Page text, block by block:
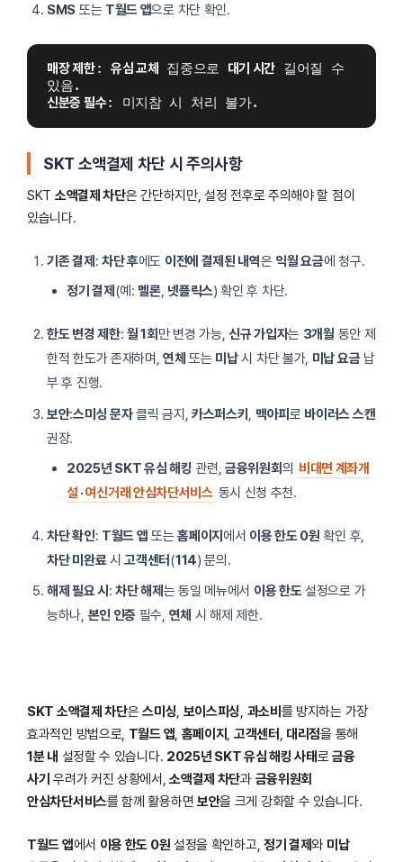
SMS 또는 T월드 앱으로 차단 확인.
매장 제한: 유심 교체 집중으로 대기 시간 길어질 수
있음.
신분증 필수: 미지참 시 처리 불가.
SKT 소액결제 차단 시 주의사항
SKT 소액결제 차단은 간단하지만, 설정 전후로 주의해야 할 점이
있습니다.
기존 결제 : 차단 후에도 이전에 결제된 내역은 익월 요금에 청구.
정기 결제 (예: 멜론, 넷플릭스) 확인 후 차단.
한도 변경 제한:월 1회 만 변경 가능, 신규 가입자는 3개월 동안 제
한적 한도가 존재하며,연체 또는 미납시 차단 불가, 미납 요금납
부 후 진행.
보안:스미싱 문자클릭 금지, 카스퍼스키 , 맥아피 로 바이러스 스캔
권장.
2025년 SKT 유심 해킹 관련, 금융위원회의 비대면 계좌개
설 ·여신거래 안심차단서비스 동시 신청 추천.
차단 확인: T월드 앱 또는홈페이지 에서 이용 한도 0원 확인 후,
차단 미완료시고객센터 (114) 문의.
해제 필요 시 :차단 해제 는 동일 메뉴에서 이용 한도설정으로 가
능하나, 본인 인증 필수, 연체 시 해제 제한.
SKT 소액결제 차단은스미싱, 보이스피싱, 과소비 를 방지하는 가장
효과적인 방법으로, T월드 앱, 홈페이지 , 고객센터 , 대리점을 통해
1분 내 설정할 수 있습니다. 2025년 SKT 유심 해킹 사태로 금융
사기 우려가 커진 상황에서,소액결제 차단과 금융위원회
안심차단서비스를 함께 활용하면 보안을 크게 강화할 수 있습니다.
T월드 앱에서 이용 한도 0원 설정을 확인하고, 정기 결제와 미납